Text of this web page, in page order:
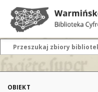
OBIEKT